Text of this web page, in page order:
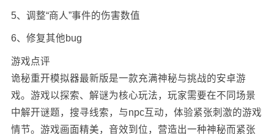
5、调整“商人”事件的伤害数值
6、修复其他bug
游戏点评
诡秘重开模拟器最新版是一款充满神秘与挑战的安卓游
戏。游戏以探索、解谜为核心玩法，玩家需要在不同场景
中解开谜题，搜寻线索，与npc互动，体验紧张刺激的游戏
情节。游戏画面精美，音效到位，营造出一种神秘而紧张